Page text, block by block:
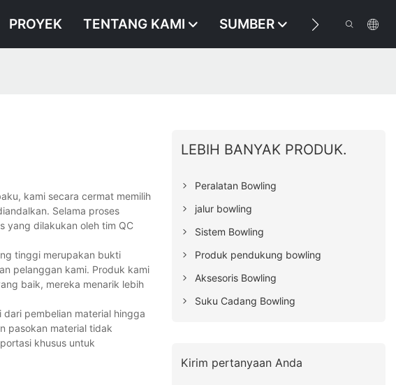
PROYEK TENTANG KAMI SUMBER HUBUNGI
kami secara cermat memilih
Selama proses
yang dilakukan oleh tim QC
tinggi merupakan bukti
pelanggan kami. Produk kami
baik, mereka menarik lebih
pembelian material hingga
pasokan material tidak
khusus untuk
LEBIH BANYAK PRODUK.
Peralatan Bowling
jalur bowling
Sistem Bowling
Produk pendukung bowling
Aksesoris Bowling
Suku Cadang Bowling
Kirim pertanyaan Anda